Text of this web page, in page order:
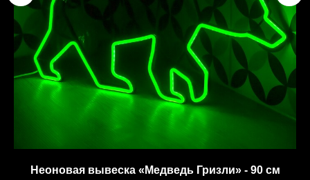
Неоновая вывеска «Медведь Гризли» - 90 см